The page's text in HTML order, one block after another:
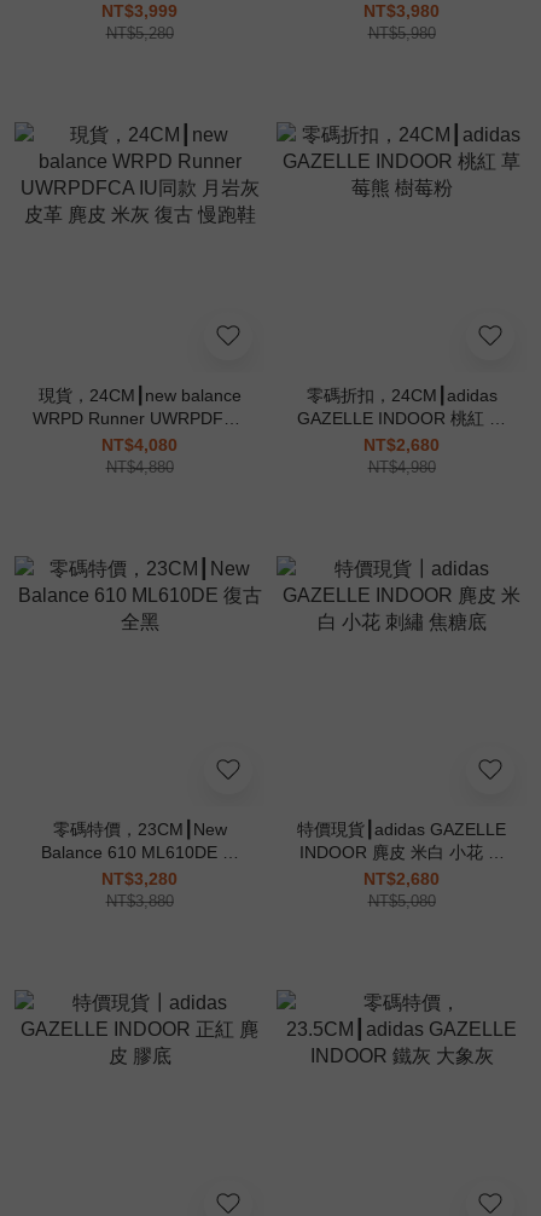
白 黑線
NT$3,999
NT$5,280
HANDBALL SPEZIAL 黑白
菱格紋 小香風
NT$3,980
NT$5,980
現貨，24CM┃new balance
WRPD Runner UWRPDFCA
IU同款 月岩灰 皮革 麂皮 米
灰 復古 慢跑鞋
NT$4,080
NT$4,880
零碼折扣，24CM┃adidas
GAZELLE INDOOR 桃紅 草
莓熊 樹莓粉
NT$2,680
NT$4,980
零碼特價，23CM┃New
Balance 610 ML610DE 復
古 全黑
NT$3,280
NT$3,880
特價現貨┃adidas GAZELLE
INDOOR 麂皮 米白 小花 刺
繡 焦糖底
NT$2,680
NT$5,080